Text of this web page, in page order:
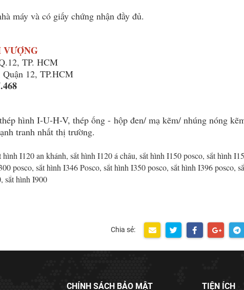
máy và có giấy chứng nhận đầy đủ.
TP. HCM
12, TP.HCM
hình I-U-H-V, thép ống - hộp đen/ mạ kẽm/ nhúng nóng
tranh nhất thị trường.
I120 an khánh, sắt hình I120 á châu, sắt hình I150 posco, sắt hình
posco, sắt hình I346 Posco, sắt hình I350 posco, sắt hình I396 posco,
sắt hình I900
Chia sẻ:
CHÍNH SÁCH BẢO MẬT TIỆN ÍCH